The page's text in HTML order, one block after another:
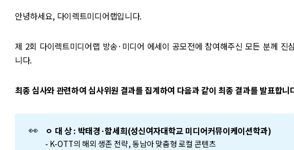
안녕하세요, 다이렉트미디어랩입니다.
제 2회 다이렉트미디어랩 방송·미디어 에세이 공모전에 참여해주신 모든 분께 진
니다.
최종 심사와 관련하여 심사위원 결과를 집계하여 다음과 같이 최종 결과를 발표합니
👀 ㅇ 대 상 : 박태경·함세희(성신여자대학교 미디어커뮤이케이션학과)
- K-OTT의 해외 생존 전략, 동남아 맞춤형 로컬 콘텐츠